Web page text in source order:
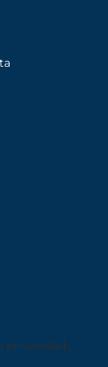
privacidad